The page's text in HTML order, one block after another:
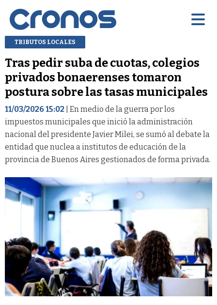
TRIBUTOS LOCALES
Tras pedir suba de cuotas, colegios
privados bonaerenses tomaron
postura sobre las tasas municipales
11/03/2026 15:02 | En medio de la guerra por los
impuestos municipales que inició la administración
nacional del presidente Javier Milei, se sumó al debate la
entidad que nuclea a institutos de educación de la
provincia de Buenos Aires gestionados de forma privada.